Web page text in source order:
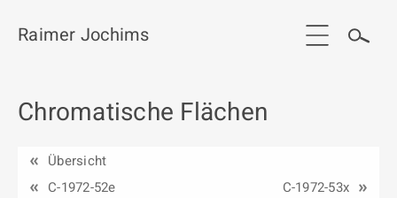
Start
Werkgruppen / Work groups
Raimer Jochims
Chromatische Flächen
Übersicht
C-1972-52e
C-1972-53x